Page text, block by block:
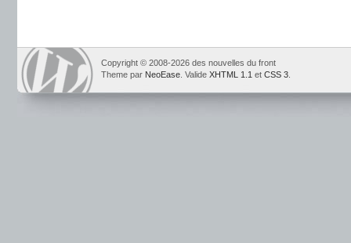
Copyright © 2008-2026 des nouvelles du front
Theme par NeoEase . Valide XHTML 1.1 et CSS 3